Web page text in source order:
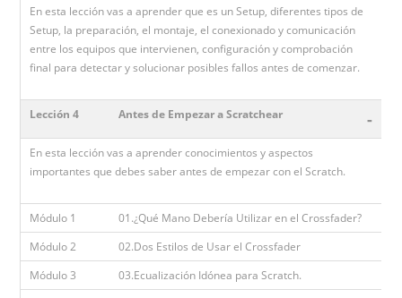
En esta lección vas a aprender que es un Setup, diferentes tipos de
Setup, la preparación, el montaje, el conexionado y comunicación
entre los equipos que intervienen, configuración y comprobación
final para detectar y solucionar posibles fallos antes de comenzar.
Lección 4 Antes de Empezar a Scratchear -
En esta lección vas a aprender conocimientos y aspectos
importantes que debes saber antes de empezar con el Scratch.
Módulo 1
01.¿Qué Mano Debería Utilizar en el Crossfader?
Módulo 2
02.Dos Estilos de Usar el Crossfader
Módulo 3
03.Ecualización Idónea para Scratch.